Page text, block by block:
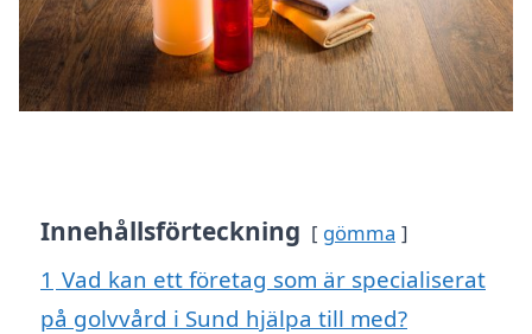
Innehållsförteckning gömma
1 Vad kan ett företag som är specialiserat
på golvvård i Sund hjälpa till med?